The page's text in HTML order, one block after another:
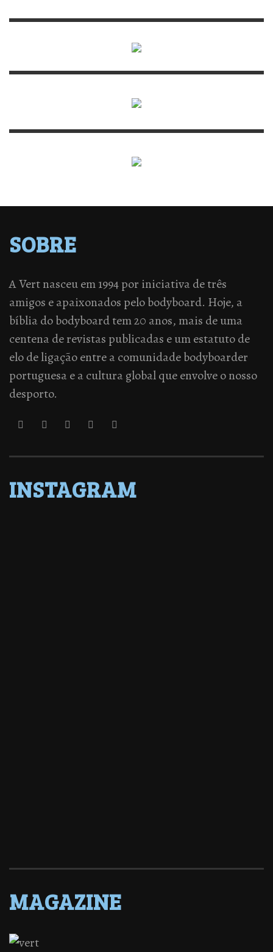
SOBRE
A Vert nasceu em 1994 por iniciativa de três
amigos e apaixonados pelo bodyboard. Hoje, a
bíblia do bodyboard tem 20 anos, mais de uma
centena de revistas publicadas e um estatuto de
elo de ligação entre a comunidade bodyboarder
portuguesa e a cultura global que envolve o nosso
desporto.
INSTAGRAM
MAGAZINE